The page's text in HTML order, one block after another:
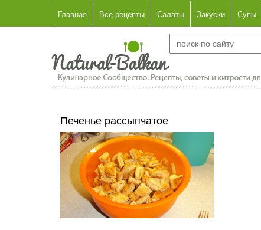
Главная Все рецепты Салаты Закуски Супы
Печенье рассыпчатое